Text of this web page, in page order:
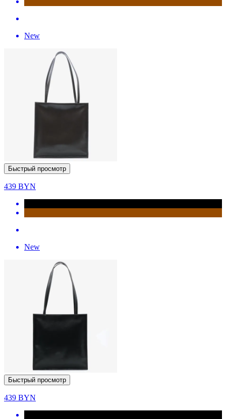
New
Быстрый просмотр
439 BYN
New
Быстрый просмотр
439 BYN